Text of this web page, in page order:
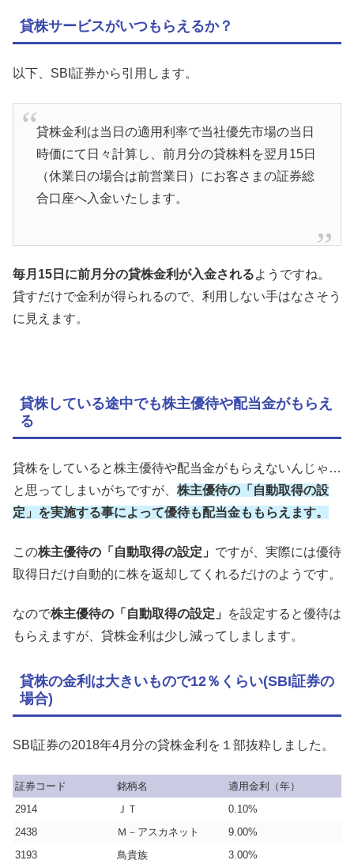
貸株サービスがいつもらえるか？
以下、SBI証券から引用します。
貸株金利は当日の適用利率で当社優先市場の当日
時価にて日々計算し、前月分の貸株料を翌月15日
（休業日の場合は前営業日）にお客さまの証券総
合口座へ入金いたします。
毎月15日に前月分の貸株金利が入金されるようですね。
貸すだけで金利が得られるので、利用しない手はなさそう
に見えます。
貸株している途中でも株主優待や配当金がもらえ
る
貸株をしていると株主優待や配当金がもらえないんじゃ…
と思ってしまいがちですが、 株主優待の「自動取得の設
定」を実施する事によって優待も配当金ももらえます。
この株主優待の「自動取得の設定」 ですが、実際には優待
取得日だけ自動的に株を返却してくれるだけのようです。
なので株主優待の「自動取得の設定」
を設定すると優待は
もらえますが、貸株金利は少し減ってしまします。
貸株の金利は大きいもので12％くらい(SBI証券の
場合)
SBI証券の2018年4月分の貸株金利を１部抜粋しました。
証券コード 銘柄名
適用金利（年）
2914
ＪＴ
0.10%
2438
Ｍ－アスカネット
9.00%
3193
鳥貴族
3.00%